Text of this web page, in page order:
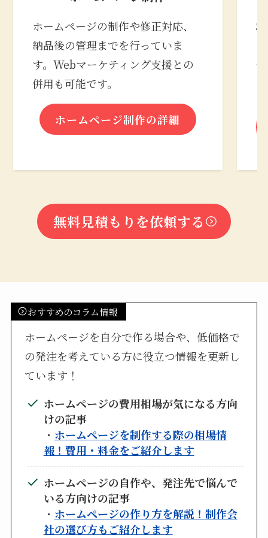
ホームページの制作や修正対応、
納品後の管理までを行っていま
す。Webマーケティング支援との
併用も可能です。
ホームページ制作の詳細
無料見積もりを依頼する
おすすめのコラム情報
ホームページを自分で作る場合や、低価格で
の発注を考えている方に役立つ情報を更新し
ています！
ホームページの費用相場が気になる方向
けの記事
・ ホームページを制作する際の相場情
報！費用・料金をご紹介します
ホームページの自作や、発注先で悩んで
いる方向けの記事
・ ホームページの作り方を解説！制作会
社の選び方もご紹介します